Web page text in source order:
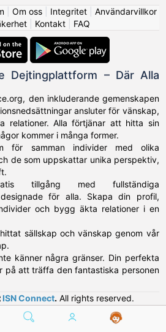
Om oss| Integritet| Användarvillkor
| Kontakt| FAQ
Dejtingplattform – Där Alla
den inkluderande gemenskapen
ansluter för vänskap,
relationer. Alla förtjänar att hitta sin
kommer i många former.
för samman individer med olika
de som uppskattar unika perspektiv,
tillgång med fullständiga
designade för alla. Skapa din profil,
och bygg äkta relationer i en
sällskap och vänskap genom vår
känner några gränser. Din perfekta
på att träffa den fantastiska personen
ISN Connect. All rights reserved.